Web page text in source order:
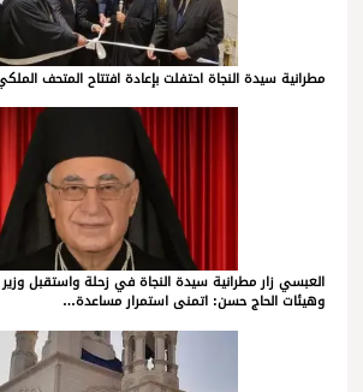
مطرانية سيدة النجاة احتفلت بإعادة افتتاح المتحف
العبسي زار مطرانية سيدة النجاة في زحلة واستقبل
وهيئات الحاج حسن: اتمنى استمرار مساعدة…